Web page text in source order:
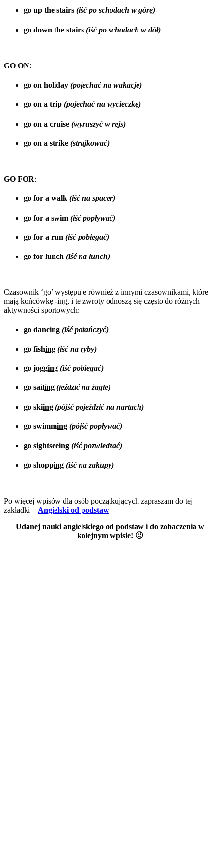
go up the stairs (iść po schodach w górę)
go down the stairs (iść po schodach w dół)
GO ON:
go on holiday (pojechać na wakacje)
go on a trip (pojechać na wycieczkę)
go on a cruise (wyruszyć w rejs)
go on a strike (strajkować)
GO FOR:
go for a walk (iść na spacer)
go for a swim (iść popływać)
go for a run (iść pobiegać)
go for lunch (iść na lunch)
Czasownik ‘go’ występuje również z innymi czasownikami, które
mają końcówkę -ing, i te zwroty odnoszą się często do różnych
aktywności sportowych:
go dancing (iść potańczyć)
go fishing (iść na ryby)
go jogging (iść pobiegać)
go sailing (jeździć na żagle)
go skiing (pójść pojeździć na nartach)
go swimming (pójść popływać)
go sightseeing (iść pozwiedzać)
go shopping (iść na zakupy)
Po więcej wpisów dla osób początkujących zapraszam do tej
zakładki – Angielski od podstaw.
Udanej nauki angielskiego od podstaw i do zobaczenia w
kolejnym wpisie! 🙂